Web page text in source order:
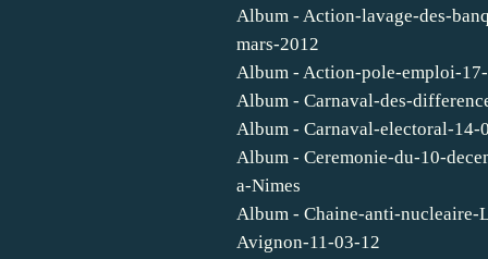
Album - Action-lavage-des-
mars-2012
Album - Action-pole-emploi-
Album - Carnaval-des-
Album - Carnaval-electoral-14-
Album - Ceremonie-du-10-
a-Nimes
Album - Chaine-anti-nucleaire-
Avignon-11-03-12